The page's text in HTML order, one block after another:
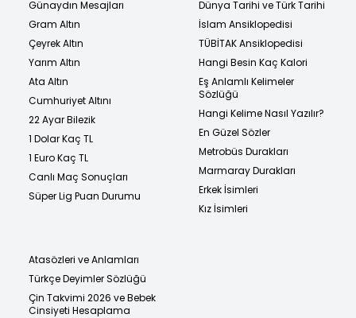
Günaydın Mesajları
Gram Altın
Çeyrek Altın
Yarım Altın
Ata Altın
Cumhuriyet Altını
22 Ayar Bilezik
1 Dolar Kaç TL
1 Euro Kaç TL
Canlı Maç Sonuçları
Süper Lig Puan Durumu
Dünya Tarihi ve Türk Tarihi
İslam Ansiklopedisi
TÜBİTAK Ansiklopedisi
Hangi Besin Kaç Kalori
Eş Anlamlı Kelimeler
Sözlüğü
Hangi Kelime Nasıl Yazılır?
En Güzel Sözler
Metrobüs Durakları
Marmaray Durakları
Erkek İsimleri
Kız İsimleri
Atasözleri ve Anlamları
Türkçe Deyimler Sözlüğü
Çin Takvimi 2026 ve Bebek
Cinsiyeti Hesaplama